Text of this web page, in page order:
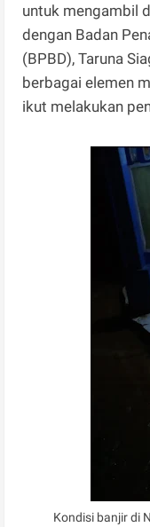
untuk mengambil
dengan Badan
(BPBD), Taruna
berbagai elemen
ikut melakukan
Kondisi banjir di